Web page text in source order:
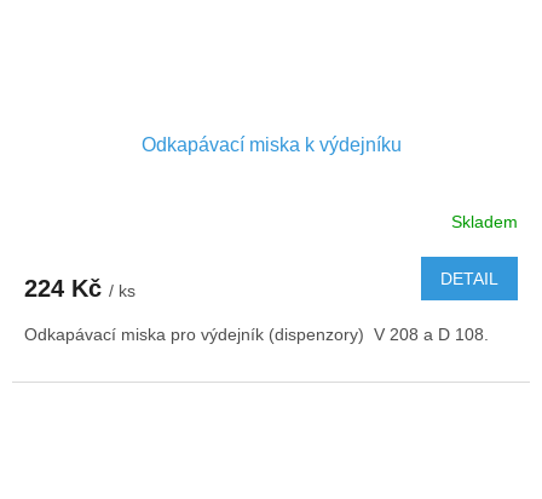
Odkapávací miska k výdejníku
Skladem
224 Kč / ks
DETAIL
Odkapávací miska pro výdejník (dispenzory) V 208 a D 108.